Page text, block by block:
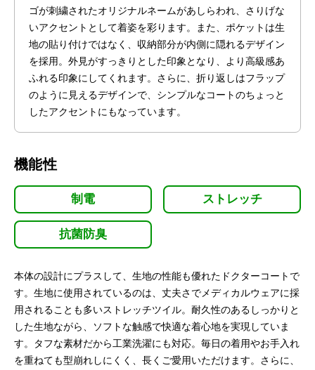
ゴが刺繍されたオリジナルネームがあしらわれ、さりげな
いアクセントとして着姿を彩ります。また、ポケットは生
地の貼り付けではなく、収納部分が内側に隠れるデザイン
を採用。外見がすっきりとした印象となり、より高級感あ
ふれる印象にしてくれます。さらに、折り返しはフラップ
のように見えるデザインで、シンプルなコートのちょっと
したアクセントにもなっています。
機能性
制電 ストレッチ
抗菌防臭
本体の設計にプラスして、生地の性能も優れたドクターコートで
す。生地に使用されているのは、丈夫さでメディカルウェアに採
用されることも多いストレッチツイル。耐久性のあるしっかりと
した生地ながら、ソフトな触感で快適な着心地を実現していま
す。タフな素材だから工業洗濯にも対応。毎日の着用やお手入れ
を重ねても型崩れしにくく、長くご愛用いただけます。さらに、